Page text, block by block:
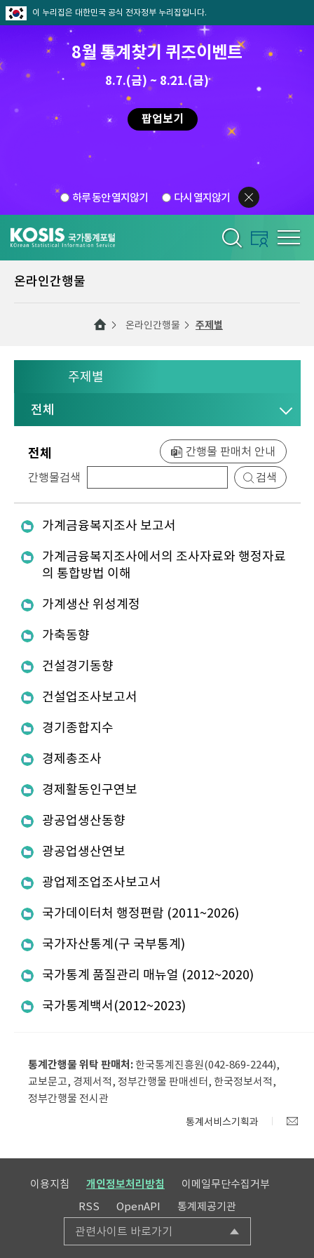
이 누리집은 대한민국 공식 전자정부 누리집입니다.
8월 통계찾기 퀴즈이벤트
8.7.(금) ~ 8.21.(금)
팝업보기
하루 동안 열지않기 다시 열지않기
온라인간행물
온라인간행물 주제별
통계간행물 위탁 판매처: 한국통계진흥원(042-869-2244),
교보문고, 경제서적, 정부간행물 판매센터, 한국정보서적,
정부간행물 전시관
통계서비스기획과
이용지침 개인정보처리방침
이메일무단수집거부
RSS
OpenAPI 통계제공기관
관련사이트 바로가기